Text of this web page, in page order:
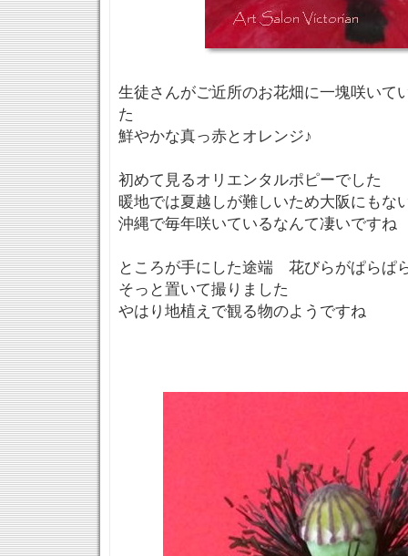
生徒さんがご近所のお花畑に一塊咲いて
た
鮮やかな真っ赤とオレンジ♪
初めて見るオリエンタルポピーでした
暖地では夏越しが難しいため大阪にもな
沖縄で毎年咲いているなんて凄いですね
ところが手にした途端 花びらがぱらぱ
そっと置いて撮りました
やはり地植えで観る物のようですね